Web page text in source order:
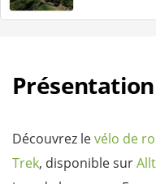
Présentation
Découvrez levélo de
Trek, disponible sur